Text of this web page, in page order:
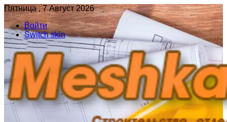
Пятница , 7 Август 2026
Войти
Switch skin